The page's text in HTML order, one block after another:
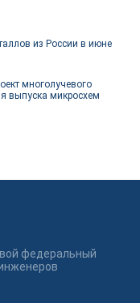
из России в июне
многолучевого
выпуска микросхем
федеральный